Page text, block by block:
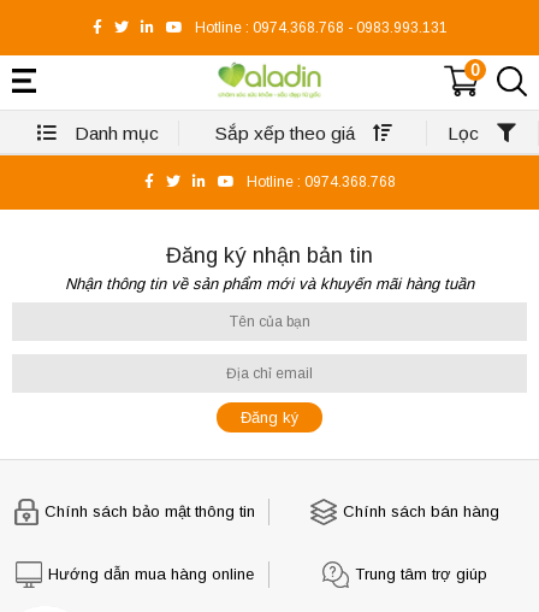
Hotline : 0974.368.768 - 0983.993.131
0
Danh mục Sắp xếp theo giá Lọc
Hotline : 0974.368.768
Đăng ký nhận bản tin
Nhận thông tin về sản phẩm mới và khuyến mãi hàng tuần
Chính sách bảo mật thông tin Chính sách bán hàng
Hướng dẫn mua hàng online Trung tâm trợ giúp